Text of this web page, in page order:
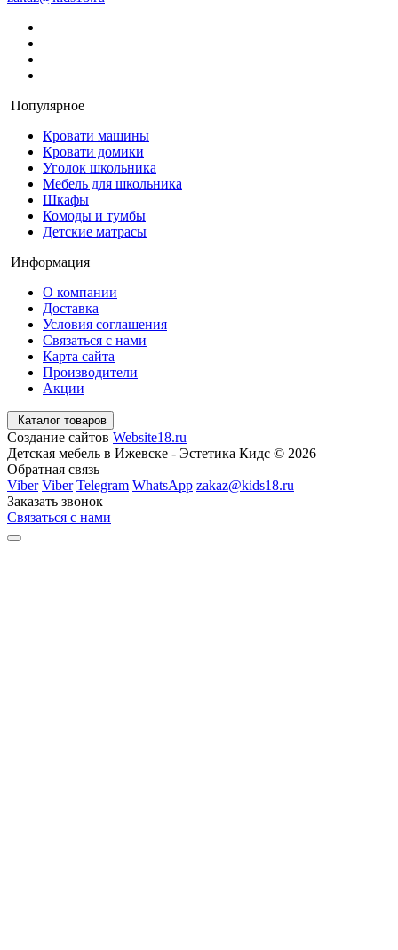
Популярное
Кровати машины
Кровати домики
Уголок школьника
Мебель для школьника
Шкафы
Комоды и тумбы
Детские матрасы
Информация
О компании
Доставка
Условия соглашения
Связаться с нами
Карта сайта
Производители
Акции
Каталог товаров
Создание сайтов Website18.ru
Детская мебель в Ижевске - Эстетика Кидс © 2026
Обратная связь
Viber Viber Telegram WhatsApp zakaz@kids18.ru
Заказать звонок
Связаться с нами